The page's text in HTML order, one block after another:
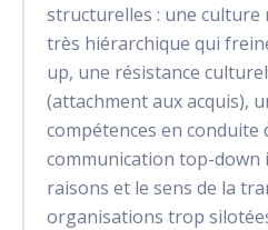
structurelles : une culture
très hiérarchique qui
up, une résistance
(attachment aux acquis),
compétences en conduite
communication top-down
raisons et le sens de la
organisations trop